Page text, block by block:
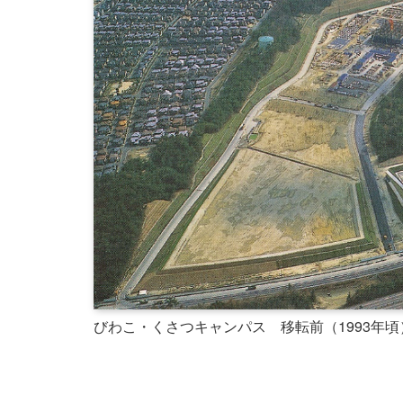
びわこ・くさつキャンパス 移転前（1993年頃